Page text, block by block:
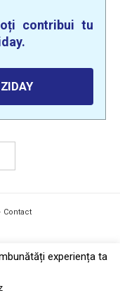
contribui tu
· Contact
experiența ta